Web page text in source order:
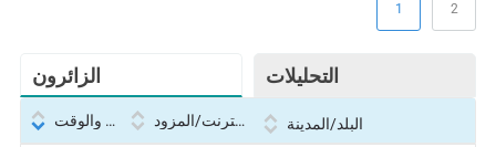
الزائرون التحليلات
1 2
التاريخ والوقت بروتوكول الإنترنت/المزود البلد/المدينة